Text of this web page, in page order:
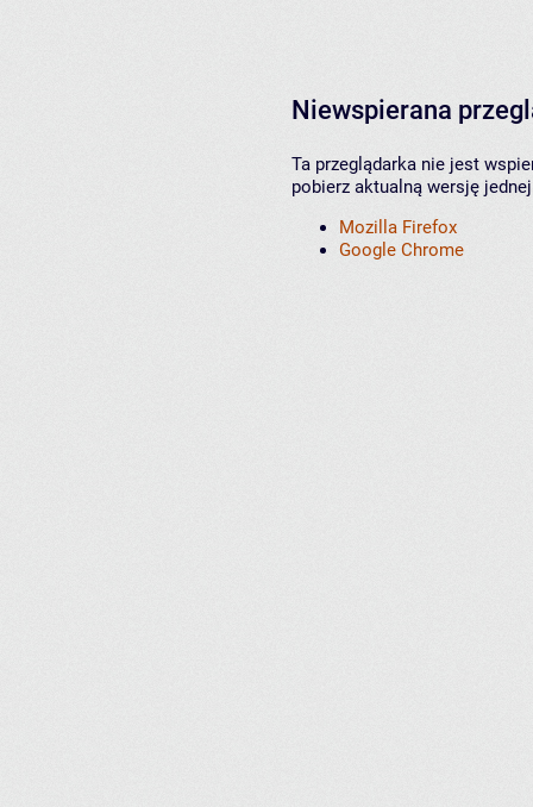
Niewspierana
Ta przeglądarka nie jest
pobierz aktualną wersję
Mozilla Firefox
Google Chrome